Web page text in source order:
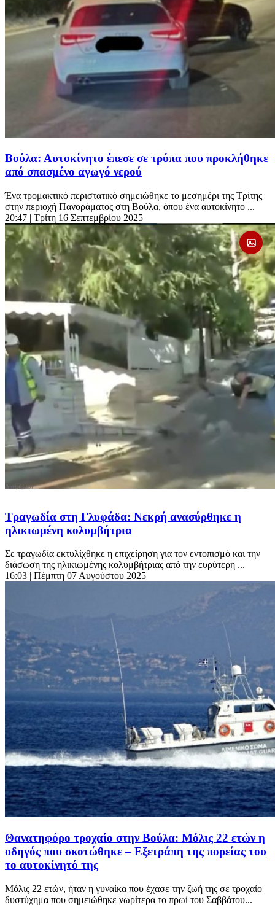
Βούλα: Αυτοκίνητο έπεσε σε τρύπα που προκλήθηκε
από σπασμένο αγωγό νερού
Ένα τρομακτικό περιστατικό σημειώθηκε το μεσημέρι της Τρίτης
στην περιοχή Πανοράματος στη Βούλα, όπου ένα αυτοκίνητο ...
20:47 | Τρίτη 16 Σεπτεμβρίου 2025
Τραγωδία στη Γλυφάδα: Νεκρή ανασύρθηκε η
ηλικιωμένη κολυμβήτρια
Σε τραγωδία εκτυλίχθηκε η επιχείρηση για τον εντοπισμό και την
διάσωση της ηλικιωμένης κολυμβήτριας από την ευρύτερη ...
16:03 | Πέμπτη 07 Αυγούστου 2025
Θανατηφόρο τροχαίο στην Βούλα: Μόλις 22 ετών η
οδηγός που σκοτώθηκε – Εξετράπη της πορείας του
το αυτοκίνητό της
Μόλις 22 ετών, ήταν η γυναίκα που έχασε την ζωή της σε τροχαίο
δυστύχημα που σημειώθηκε νωρίτερα το πρωί του Σαββάτου...